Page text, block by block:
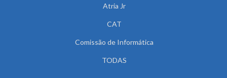
Atria Jr
CAT
Comissão de Informática
TODAS